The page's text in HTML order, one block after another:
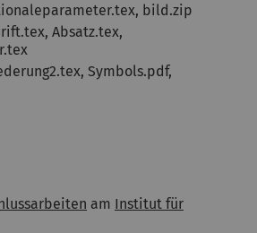
, bild.zip
Absatz.tex,
Symbols.pdf,
am Institut für